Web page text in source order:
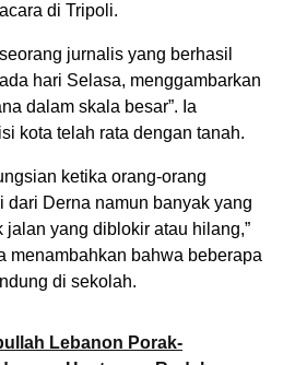
di Tripoli.
jurnalis yang berhasil
hari Selasa, menggambarkan
dalam skala besar”. Ia
kota telah rata dengan tanah.
ketika orang-orang
dari Derna namun banyak yang
yang diblokir atau hilang,”
menambahkan bahwa beberapa
di sekolah.
Lebanon Porak-